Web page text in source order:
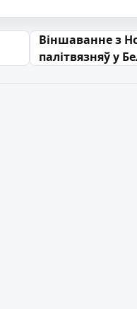
Віншаванне з
палітвязняў у